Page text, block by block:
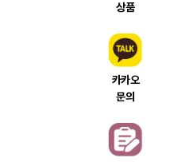
상품
카카오
문의